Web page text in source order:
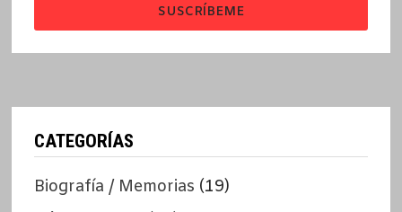
SUSCRÍBEME
CATEGORÍAS
Biografía / Memorias (19)